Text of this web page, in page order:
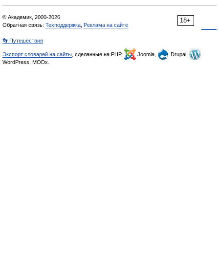
18+
© Академик, 2000-2026
Обратная связь: Техподдержка Реклама на сайте
👣 Путешествия
Экспорт словарей на сайты , сделанные на PHP, Joomla,
Drupal,
WordPress, MODx.